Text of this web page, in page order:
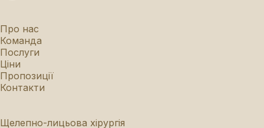
Про нас
Команда
Послуги
Ціни
Пропозиції
Контакти
Щелепно-лицьова хірургія